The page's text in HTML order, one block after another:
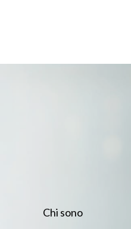
Chi sono